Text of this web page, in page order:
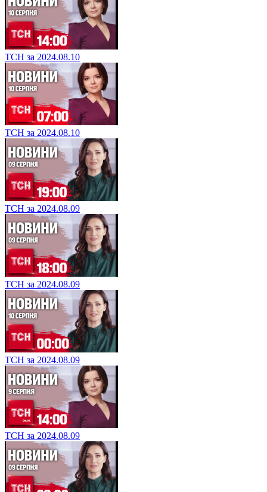
ТСН за 2024.08.10
ТСН за 2024.08.10
ТСН за 2024.08.09
ТСН за 2024.08.09
ТСН за 2024.08.09
ТСН за 2024.08.09